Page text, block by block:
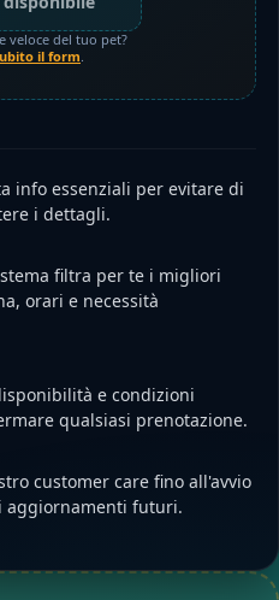
veloce del tuo pet?
il form
info essenziali per evitare di
i dettagli.
filtra per te i migliori
orari e necessità
e condizioni
qualsiasi prenotazione.
customer care fino all'avvio
aggiornamenti futuri.